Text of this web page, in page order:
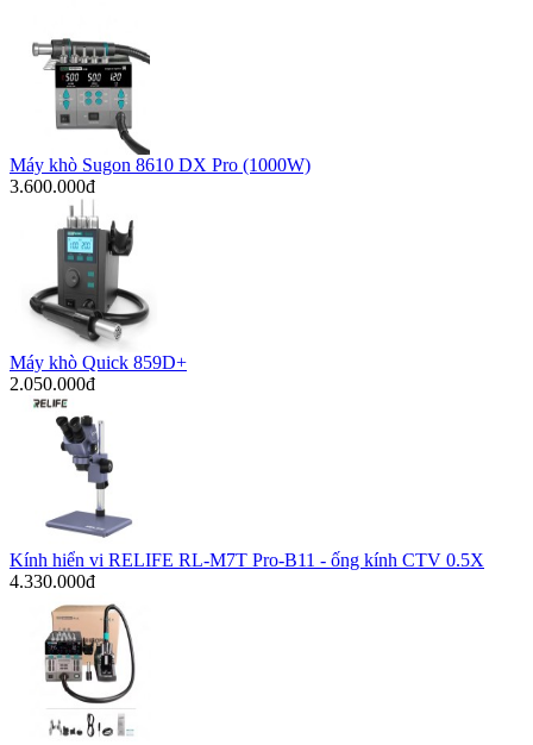
Máy khò Sugon 8610 DX Pro (1000W)
3.600.000đ
Máy khò Quick 859D+
2.050.000đ
Kính hiển vi RELIFE RL-M7T Pro-B11 - ống kính CTV 0.5X
4.330.000đ